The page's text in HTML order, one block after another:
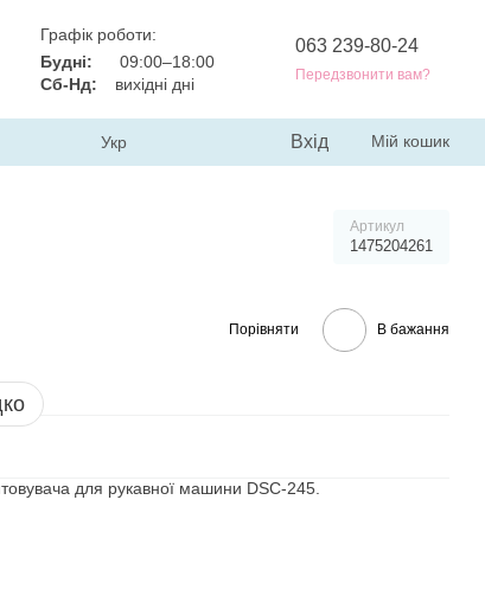
Графік роботи:
Будні:
09:00–18:00
Сб-Нд:
вихідні дні
063 239-80-24
Передзвонити вам?
Укр Вхід Мій кошик
Артикул
1475204261
Порівняти В бажання
для рукавної машини DSC-245.